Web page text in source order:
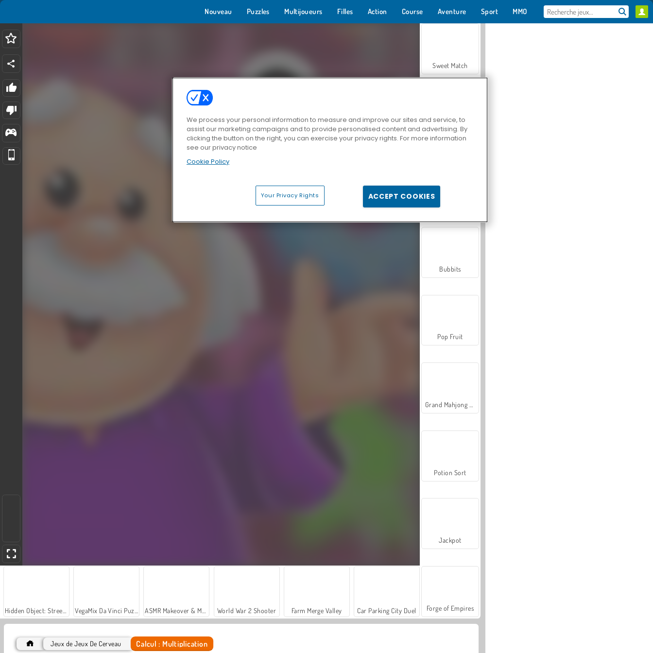
Nouveau Puzzles Multijoueurs Filles Action Course Aventure Sport MMO
World War 2 Shooter Farm Merge Valley Car Parking City Duel
Sweet Match
Zen Solitaire
Farmerama
Bubbits
Pop Fruit
Potion Sort
Jackpot
Forge of Empires
Jeux de Jeux De Cerveau Calcul : Multiplication
We process your personal information to measure and improve our sites and service, to
assist our marketing campaigns and to provide personalised content and advertising. By
clicking the button on the right, you can exercise your privacy rights. For more information
see our privacy notice
Cookie Policy
Your Privacy Rights ACCEPT COOKIES